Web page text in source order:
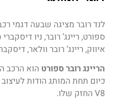
לנד רובר מציגה שבעה דגמי רכב
ספורט, ריינג’ רובר, ניו
איווק, ריינג’ רובר וולאר,
הריינג רובר ספורט הוא הרכב
כיום תחת המותג הודות
V8 החזק שלו.